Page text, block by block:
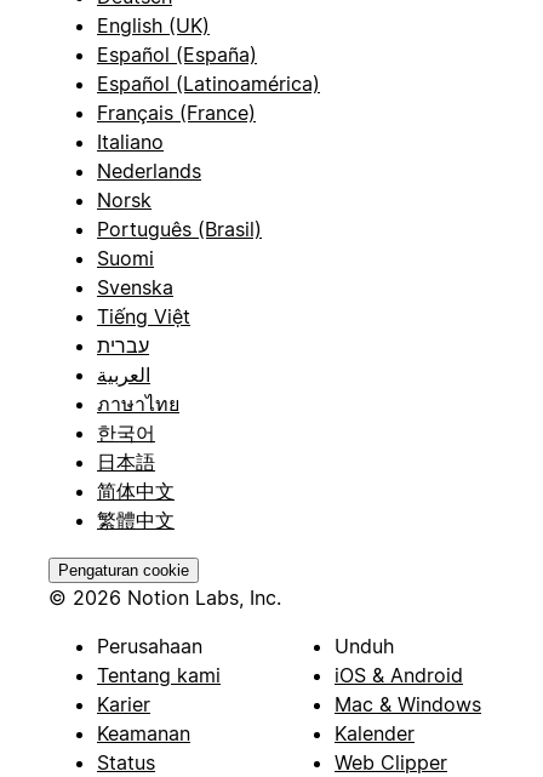
English (UK)
Español (España)
Español (Latinoamérica)
Français (France)
Italiano
Nederlands
Norsk
Português (Brasil)
Suomi
Svenska
Tiếng Việt
עברית
العربية
ภาษาไทย
한국어
日本語
简体中文
繁體中文
Pengaturan cookie
© 2026 Notion Labs, Inc.
Perusahaan
Tentang kami
Karier
Keamanan
Status
Unduh
iOS & Android
Mac & Windows
Kalender
Web Clipper